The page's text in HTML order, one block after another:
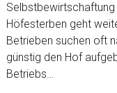
Höfesterben geht
Betrieben suchen oft
günstig den Hof
Betriebs…